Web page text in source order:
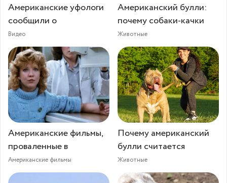
Американские уфологи
сообщили о
Видео
Американский булли:
почему собаки-качки
Животные
Американские фильмы,
проваленные в
Американские фильмы
Почему американский
булли считается
Животные